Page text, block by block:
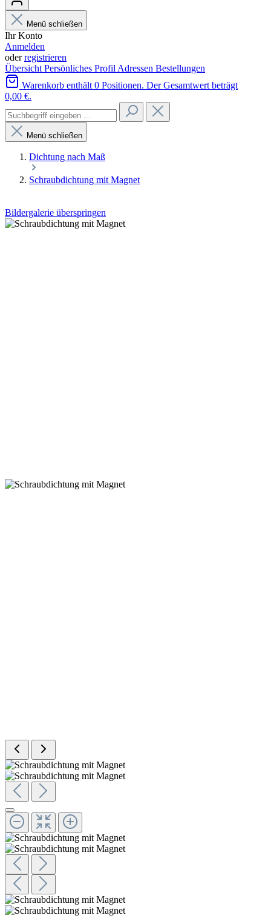
Menü schließen
Ihr Konto
Anmelden
oderregistrieren
Übersicht Persönliches Profil Adressen Bestellungen
Warenkorb enthält 0 Positionen. Der Gesamtwert beträgt
0,00 €.
Menü schließen
Dichtung nach Maß
Schraubdichtung mit Magnet
Bildergalerie überspringen